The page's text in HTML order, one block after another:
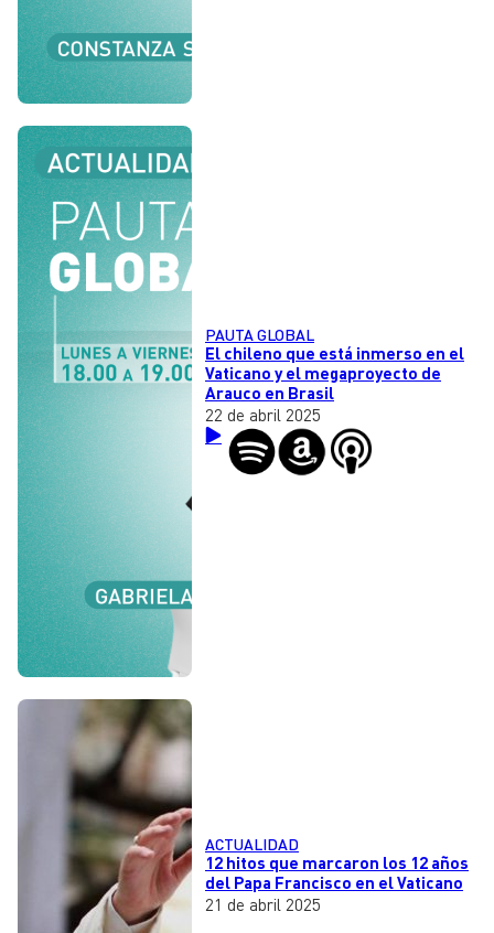
PAUTA GLOBAL
El chileno que está inmerso en el
Vaticano y el megaproyecto de
Arauco en Brasil
22 de abril 2025
ACTUALIDAD
12 hitos que marcaron los 12 años
del Papa Francisco en el Vaticano
21 de abril 2025